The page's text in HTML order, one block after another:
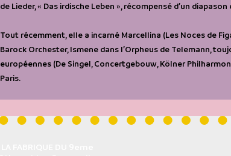
de Lieder, « Das irdische Leben », récompensé d’un
Tout récemment, elle a incarné Marcellina (Les Noces de
Barock Orchester, Ismene dans l’Orpheus de Telemann,
européennes (De Singel, Concertgebouw, Kölner
Paris.